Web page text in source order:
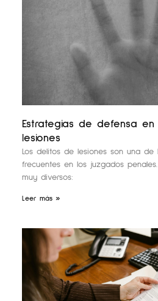
Estrategias de defensa
lesiones
Los delitos de lesiones son una de
frecuentes en los juzgados
muy diversos:
Leer más »